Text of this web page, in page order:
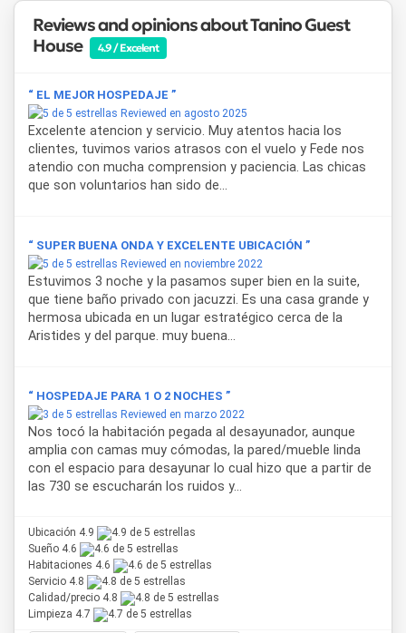
Reviews and opinions about Tanino Guest
House
4.9 / Excelent
“ EL MEJOR HOSPEDAJE ”
Reviewed en agosto 2025
Excelente atencion y servicio. Muy atentos hacia los
clientes, tuvimos varios atrasos con el vuelo y Fede nos
atendio con mucha comprension y paciencia. Las chicas
que son voluntarios han sido de...
“ SUPER BUENA ONDA Y EXCELENTE UBICACIÓN ”
Reviewed en noviembre 2022
Estuvimos 3 noche y la pasamos super bien en la suite,
que tiene baño privado con jacuzzi. Es una casa grande y
hermosa ubicada en un lugar estratégico cerca de la
Aristides y del parque. muy buena...
“ HOSPEDAJE PARA 1 O 2 NOCHES ”
Reviewed en marzo 2022
Nos tocó la habitación pegada al desayunador, aunque
amplia con camas muy cómodas, la pared/mueble linda
con el espacio para desayunar lo cual hizo que a partir de
las 730 se escucharán los ruidos y...
Ubicación 4.9
Sueño 4.6
Habitaciones 4.6
Servicio 4.8
Calidad/precio 4.8
Limpieza 4.7